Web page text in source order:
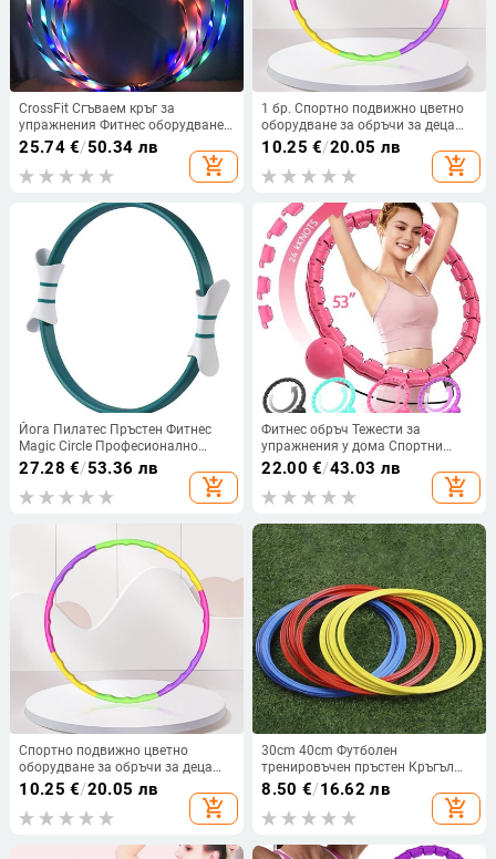
CrossFit Сгъваем кръг за
упражнения Фитнес оборудване
LED цветен фитнес кръг Сценични
изкуства Коремна светлина за
отслабване Фитнес
25.74€/50.34 лв
add_shopping_cart
1 бр. Спортно подвижно цветно
оборудване за обръчи за деца
Преносими упражнения
Пластмасови фитнес тренировки
Най-добрите детски подаръци
10.25 €/20.05 лв
add_shopping_cart
Йога Пилатес Пръстен Фитнес
Magic Circle Професионално
обучение Оборудване за мускули
на тазовото дъно Аксесоари за
фитнес Стоки за тренировка
27.28 €/53.36 лв
add_shopping_cart
Фитнес обръч Тежести за
упражнения у дома Спортни
развлечения Спортно
оборудване за отслабване
Фитнес пръстен Преносимо тяло
22.00 €/43.03 лв
add_shopping_cart
Спортно подвижно цветно
оборудване за обръчи за деца
Преносими упражнения
Пластмасов кръг за фитнес
обучение Най-добрите детски
10.25 €/20.05 лв
add_shopping_cart
30cm 40cm Футболен
тренировъчен пръстен Кръгъл
тренировъчен пръстен за
скоростна ловкост Футболен
пръстен за тренировъчна
спортна ловкост
8.50 €/16.62 лв
add_shopping_cart